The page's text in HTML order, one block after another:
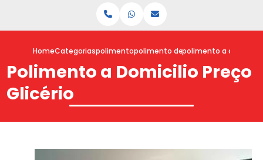
HomeCategoriaspolimentopolimento de parabrisapolimento a domicilio
Polimento a Domicilio Preço
Glicério